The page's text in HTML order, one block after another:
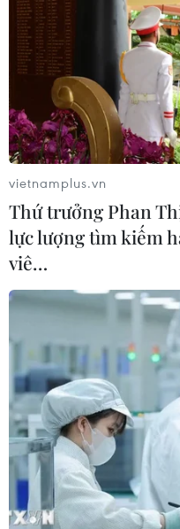
vietnamplus.vn
Thứ trưởng Phan
lực lượng tìm kiếm
viê…